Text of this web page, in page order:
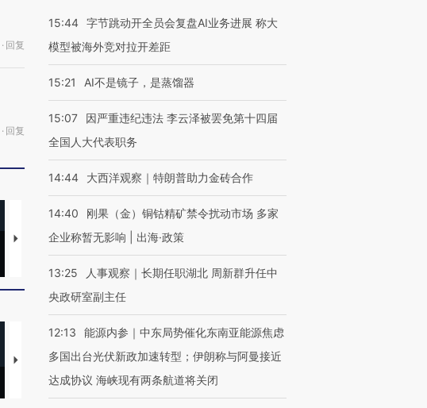
· 回复
· 回复
视线｜HYROX的吸金
术：是什么让中产们甘
心“花钱找虐”？
马航飞行员跨国走私7万
粒摇头丸 尿检体内含3种
毒品
度Z世代 用街头抗争将教
育部长拱下台
【推广】走进第四届链博
会，让数智科技“链”接产
【特别呈现】寻找100种
有意思的生活方式·第三对
【商旅对话】华住集团
15:44 字节跳动开全员会复盘AI业务进展 称大
模型被海外竞对拉开差距
15:21 AI不是镜子，是蒸馏器
15:07
因严重违纪违法 李云泽被罢免第十四届
全国人大代表职务
14:44 大西洋观察｜特朗普助力金砖合作
14:40
刚果（金）铜钴精矿禁令扰动市场 多家
企业称暂无影响 | 出海·政策
13:25
人事观察｜长期任职湖北 周新群升任中
央政研室副主任
12:13
能源内参｜中东局势催化东南亚能源焦虑
多国出台光伏新政加速转型；伊朗称与阿曼接近
达成协议 海峡现有两条航道将关闭